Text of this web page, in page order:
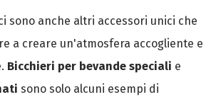
sono anche altri accessori unici che
a creare un'atmosfera accogliente e
Bicchieri per bevande speciali e
sono solo alcuni esempi di